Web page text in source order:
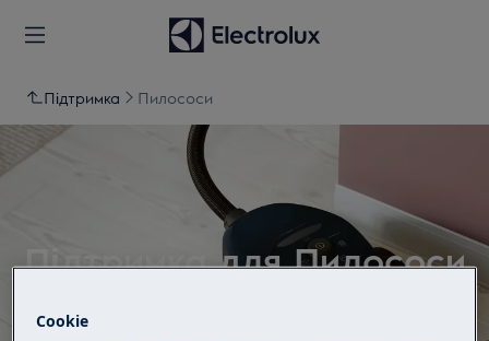
Підтримка Пилососи
Підтримка для Пилососи
Cookie